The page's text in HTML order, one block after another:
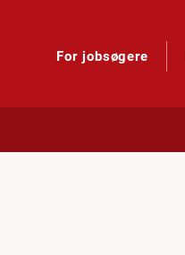
For jobsøgere